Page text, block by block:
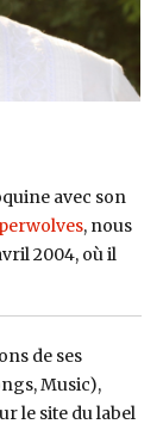
avec son
, nous
2004, où il
de ses
Music),
le site du label